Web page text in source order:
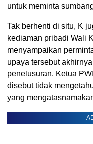
untuk meminta
Tak berhenti di situ, K
kediaman pribadi Wali
menyampaikan
upaya tersebut
penelusuran. Ketua
disebut tidak
yang